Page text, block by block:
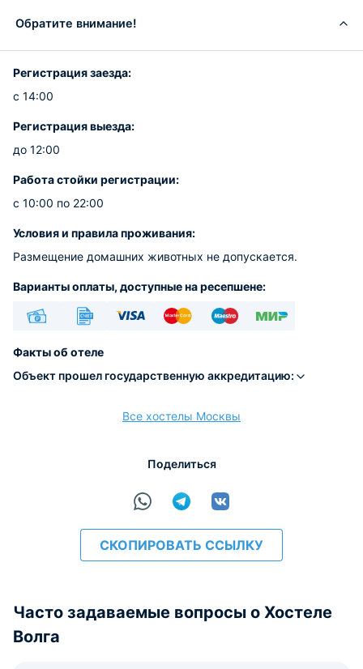
Обратите внимание!
Регистрация заезда:
с 14:00
Регистрация выезда:
до 12:00
Работа стойки регистрации:
с 10:00 по 22:00
Условия и правила проживания:
Размещение домашних животных не допускается.
Варианты оплаты, доступные на ресепшене:
Факты об отеле
Объект прошел государственную аккредитацию:
Все хостелы Москвы
Поделиться
СКОПИРОВАТЬ ССЫЛКУ
Часто задаваемые вопросы о Хостеле
Волга